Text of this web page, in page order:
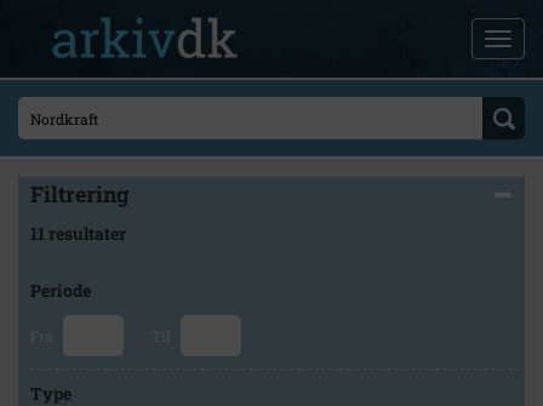
Filtrering
11 resultater
Periode
Fra Til
Type